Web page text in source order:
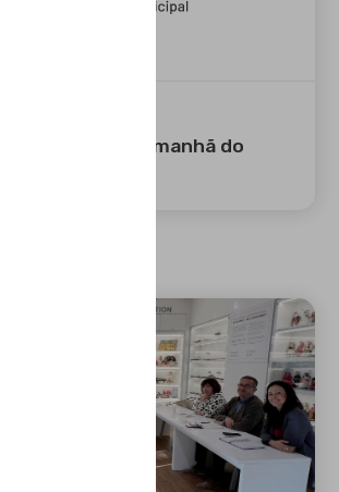
de Évora com manhã do